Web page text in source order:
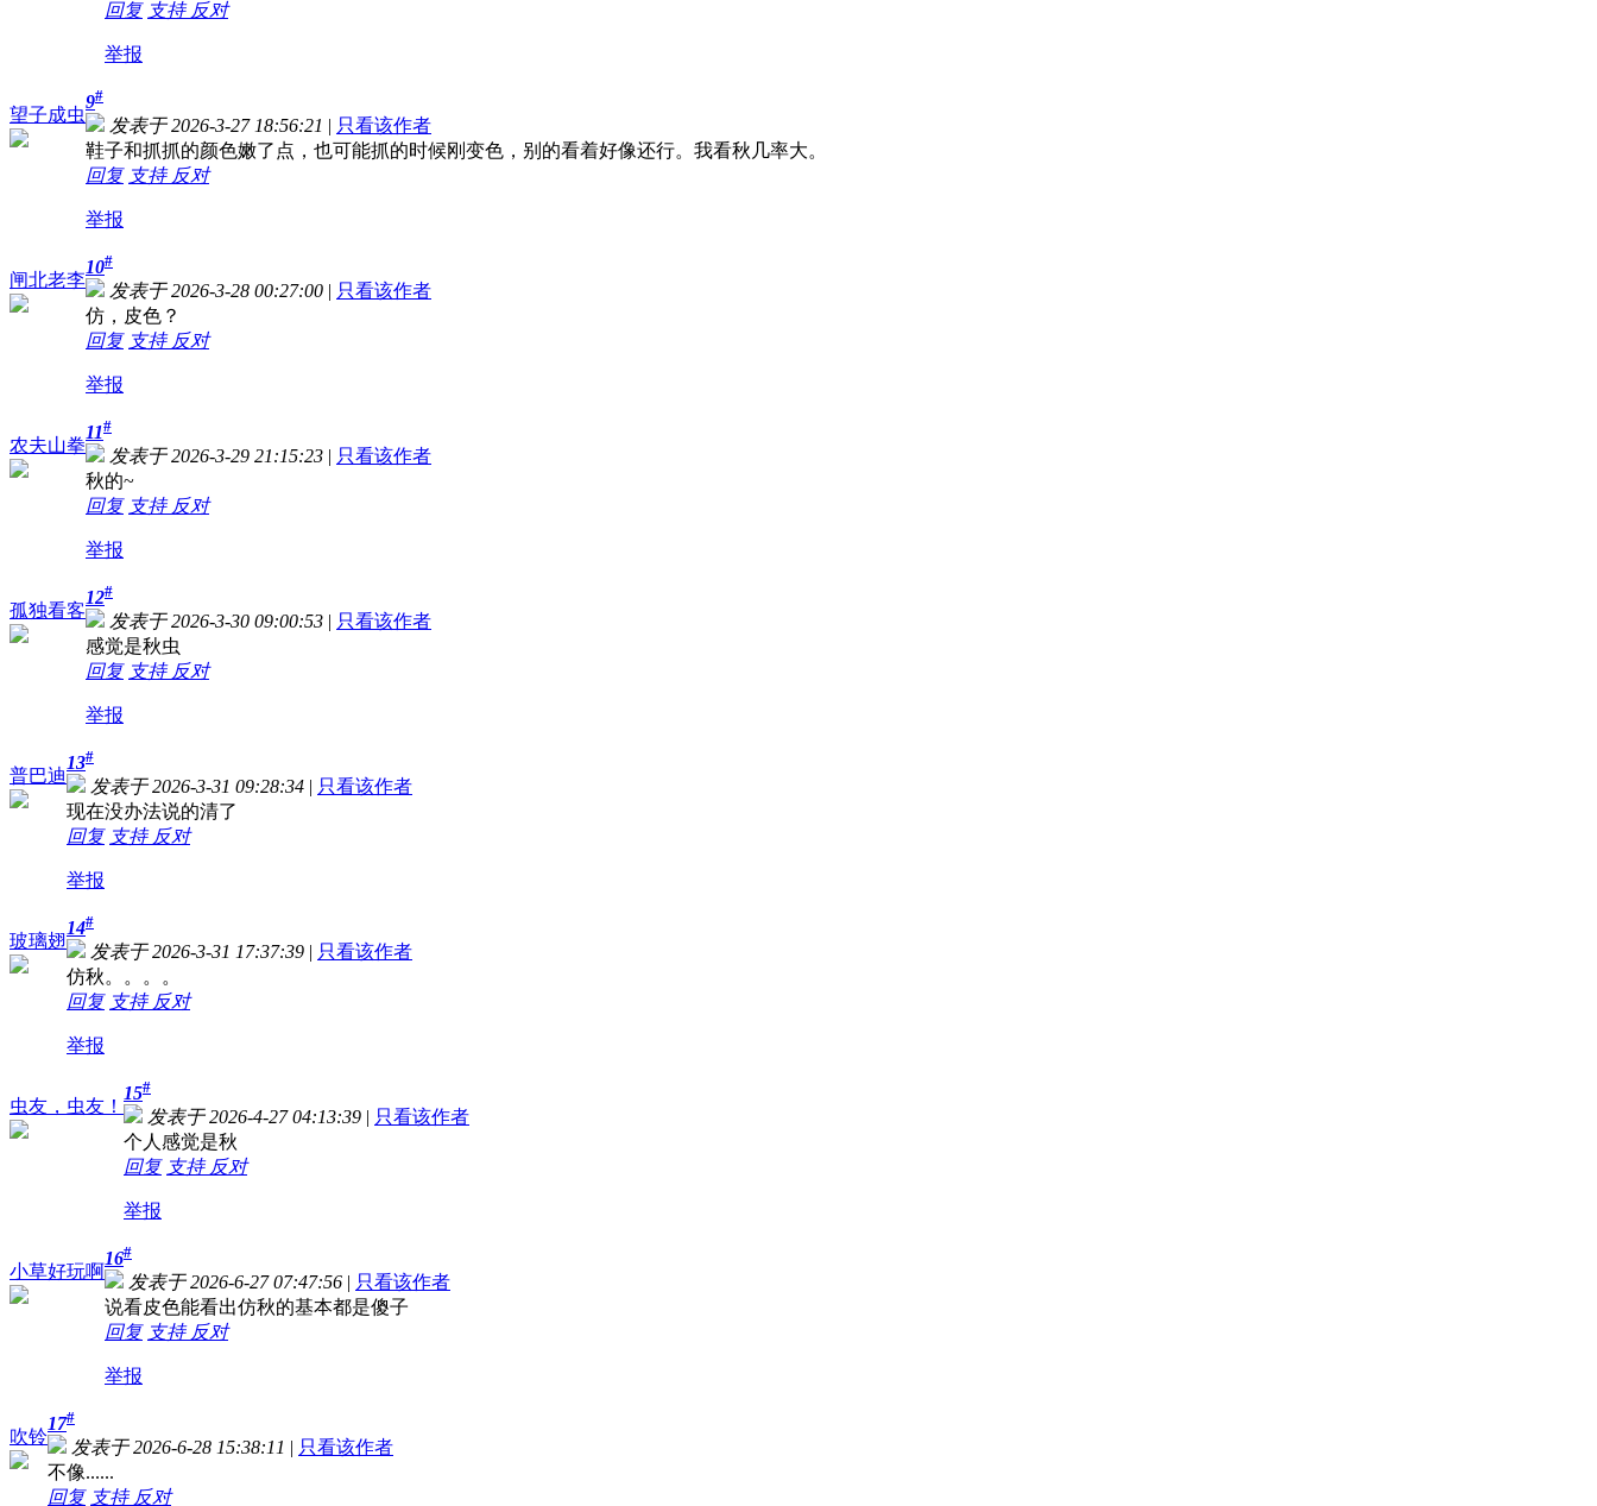
回复 支持 反对
举报
望子成虫
9#
发表于 2026-3-27 18:56:21 | 只看该作者
鞋子和抓抓的颜色嫩了点，也可能抓的时候刚变色，别的看着好像还行。我看秋几率大。
回复 支持 反对
举报
闸北老李
10#
发表于 2026-3-28 00:27:00 | 只看该作者
仿，皮色？
回复 支持 反对
举报
农夫山拳
11#
发表于 2026-3-29 21:15:23 | 只看该作者
秋的~
回复 支持 反对
举报
孤独看客
12#
发表于 2026-3-30 09:00:53 | 只看该作者
感觉是秋虫
回复 支持 反对
举报
普巴迪
13#
发表于 2026-3-31 09:28:34 | 只看该作者
现在没办法说的清了
回复 支持 反对
举报
玻璃翅
14#
发表于 2026-3-31 17:37:39 | 只看该作者
仿秋。。。。
回复 支持 反对
举报
虫友，虫友！
15#
发表于 2026-4-27 04:13:39 | 只看该作者
个人感觉是秋
回复 支持 反对
举报
小草好玩啊
16#
发表于 2026-6-27 07:47:56 | 只看该作者
说看皮色能看出仿秋的基本都是傻子
回复 支持 反对
举报
吹铃
17#
发表于 2026-6-28 15:38:11 | 只看该作者
不像......
回复 支持 反对